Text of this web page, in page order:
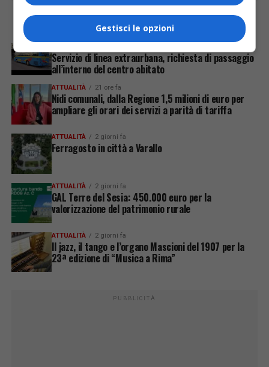
ULTIME
Servizio di linea extraurbana, richiesta di passaggio
all’interno del centro abitato
ATTUALITÀ 21 ore fa
Nidi comunali, dalla Regione 1,5 milioni di euro per
ampliare gli orari dei servizi a parità di tariffa
ATTUALITÀ 2 giorni fa
Ferragosto in città a Varallo
ATTUALITÀ 2 giorni fa
GAL Terre del Sesia: 450.000 euro per la
valorizzazione del patrimonio rurale
ATTUALITÀ 2 giorni fa
Il jazz, il tango e l’organo Mascioni del 1907 per la
23ª edizione di “Musica a Rima”
PUBBLICITÀ
Gestisci le opzioni